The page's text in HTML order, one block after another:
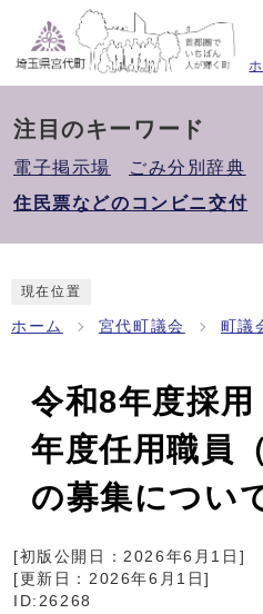
注目のキーワード
電子掲示場
ごみ分別辞典
住民票などのコンビニ交付
現在位置
ホーム 宮代町議会 町議
令和8年度採
年度任用職員
の募集につい
[初版公開日：2026年6月1日 ]
[更新日： 2026年6月1日]
ID:26268